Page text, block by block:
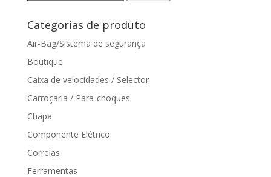
Categorias de produto
Air-Bag/Sistema de segurança
Boutique
Caixa de velocidades / Selector
Carroçaria / Para-choques
Chapa
Componente Elétrico
Correias
Ferramentas